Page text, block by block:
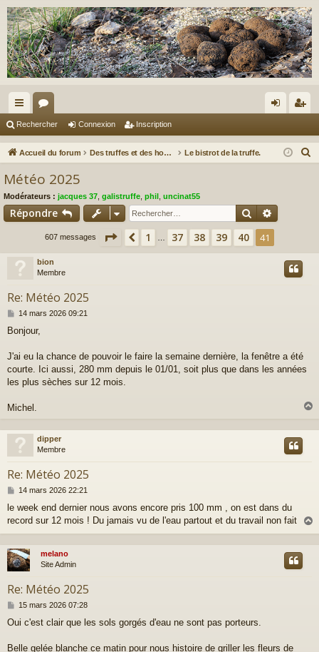
ac
co
s
or
u ne cri
Rechercher Connexion Inscription
Accueil du forum Des truffes et des hommes. Le bistrot de la truffe.
Météo 2025
Modérateurs : jacques 37 galistruffe phil uncinat55
Répondre Rechercher
607 messages Page 41 sur41
Précédent
1 37 38 39 40 41
bion
Membre
Re: Météo 2025
M
s
a
g
14 mars 2026 09:21
Bonjour,
J'ai eu la chance de pouvoir le faire la semaine dernière, la fenêtre a été
courte. Ici aussi, 280 mm depuis le 01/01, soit plus que dans les années
les plus sèches sur 12 mois.
Michel.
u
dipper
Membre
Re: Météo 2025
M
s
s
a
e
14 mars 2026 22:21
le week end dernier nous avons encore pris 100 mm , on est dans du
record sur 12 mois ! Du jamais vu de l'eau partout et du travail non fait
a
melano
Site Admin
Re: Météo 2025
M
s
a
15 mars 2026 07:28
Oui c'est clair que les sols gorgés d'eau ne sont pas porteurs.
Belle gelée blanche ce matin pour nous histoire de griller les fleurs de